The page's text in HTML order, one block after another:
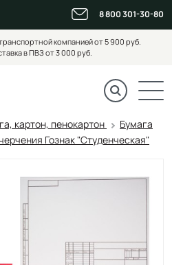
8 800 301-30-80
компанией от 5 900 руб.
в ПВЗ от 3 000 руб.
картон, пенокартон
Бумага
Гознак "Студенческая"